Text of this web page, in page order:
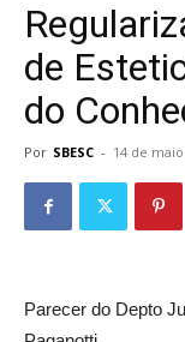
de
do
Por SBESC - 14 de
Parecer do Depto